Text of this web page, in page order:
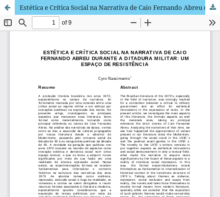
Estética e Crítica Social na Narrativa de Caio Fernando Abreu durante a ditadura militar: um espaço de resistência / Aesthetics and Social Criticism in Caio Fernando Abreu's Narrative During the Brazilian Military Dictatorship: a Space of Resistance